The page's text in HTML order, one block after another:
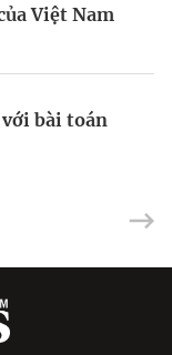
Việt Nam
bài toán
Canada tại
xoay trục
biển” để